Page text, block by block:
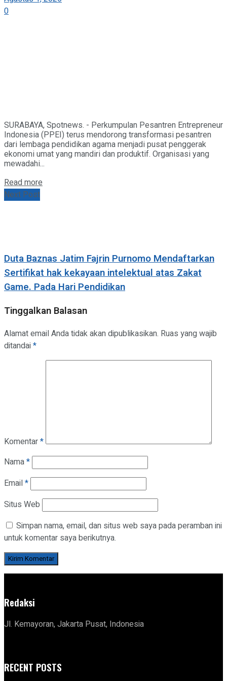
0
SURABAYA, Spotnews. - Perkumpulan Pesantren Entrepreneur
Indonesia (PPEI) terus mendorong transformasi pesantren
dari lembaga pendidikan agama menjadi pusat penggerak
ekonomi umat yang mandiri dan produktif. Organisasi yang
mewadahi...
Read more
Next Post
Duta Baznas Jatim Fajrin Purnomo Mendaftarkan
Sertifikat hak kekayaan intelektual atas Zakat
Game. Pada Hari Pendidikan
Tinggalkan Balasan
Alamat email Anda tidak akan dipublikasikan. Ruas yang wajib
ditandai*
Komentar*
Nama*
Email*
Situs Web
Simpan nama, email, dan situs web saya pada peramban ini
untuk komentar saya berikutnya.
Redaksi
Jl. Kemayoran, Jakarta Pusat, Indonesia
RECENT POSTS